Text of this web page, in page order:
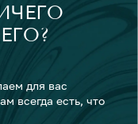
для вас
всегда есть, что